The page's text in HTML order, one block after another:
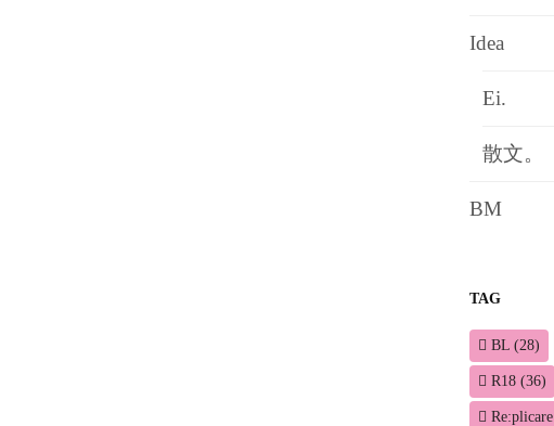
Idea
Ei.
散文。
BM
TAG
BL (28)
R18 (36)
Re:plicare